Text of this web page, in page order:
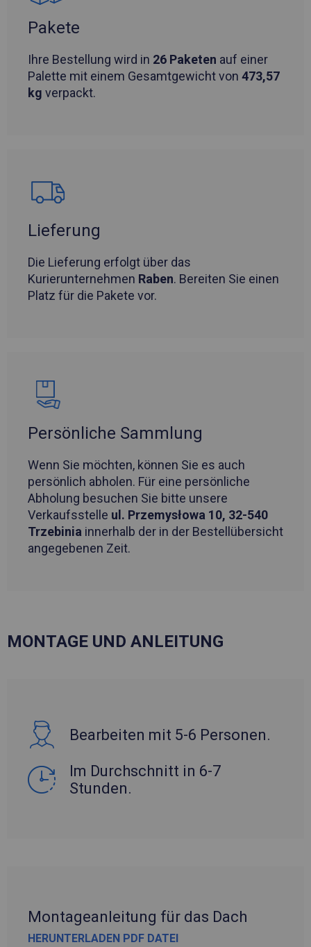
Pakete
Ihre Bestellung wird in 26 Paketen auf einer
Palette mit einem Gesamtgewicht von 473,57
kg verpackt.
Lieferung
Die Lieferung erfolgt über das
Kurierunternehmen Raben. Bereiten Sie einen
Platz für die Pakete vor.
Persönliche Sammlung
Wenn Sie möchten, können Sie es auch
persönlich abholen. Für eine persönliche
Abholung besuchen Sie bitte unsere
Verkaufsstelle ul. Przemysłowa 10, 32-540
Trzebinia innerhalb der in der Bestellübersicht
angegebenen Zeit.
MONTAGE UND ANLEITUNG
Bearbeiten mit 5-6 Personen.
Im Durchschnitt in 6-7
Stunden.
Montageanleitung für das Dach
HERUNTERLADEN PDF DATEI